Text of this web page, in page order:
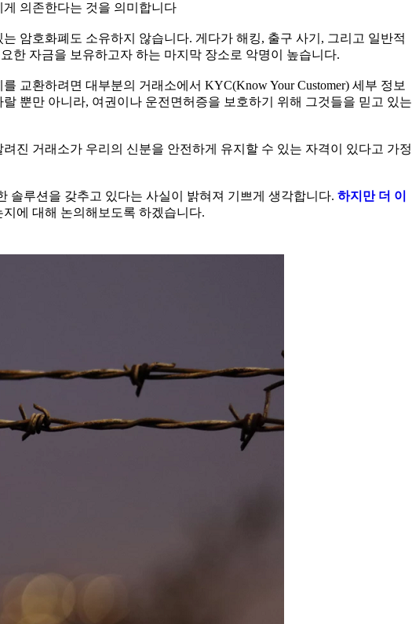
의존한다는 것을 의미합니다
암호화폐도 소유하지 않습니다. 게다가 해킹, 출구 사기, 그리고 일반적
한 자금을 보유하고자 하는 마지막 장소로 악명이 높습니다.
교환하려면 대부분의 거래소에서 KYC(Know Your Customer) 세부 정보
뿐만 아니라, 여권이나 운전면허증을 보호하기 위해 그것들을 믿고 있는
진 거래소가 우리의 신분을 안전하게 유지할 수 있는 자격이 있다고 가정
솔루션을 갖추고 있다는 사실이 밝혀져 기쁘게 생각합니다. 하지만 더 이
에 대해 논의해보도록 하겠습니다.